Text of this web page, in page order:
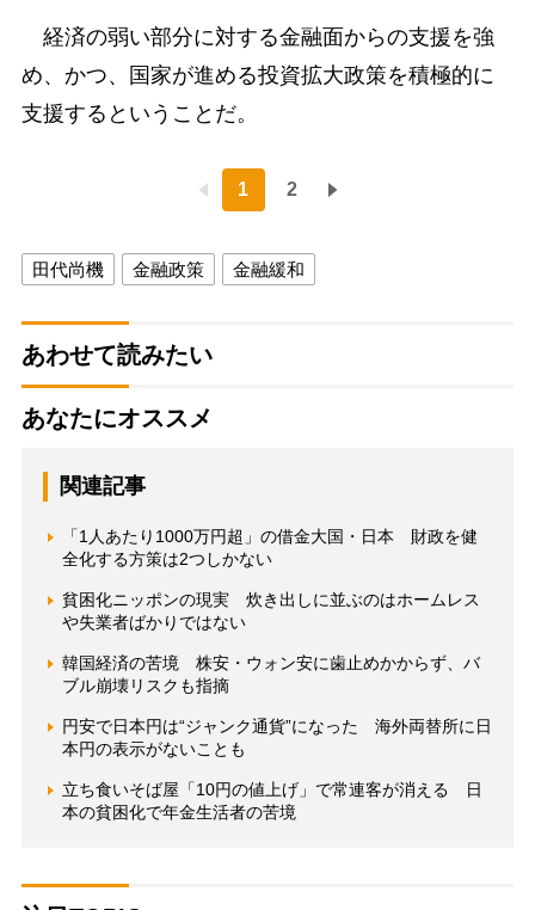
経済の弱い部分に対する金融面からの支援を強
め、かつ、国家が進める投資拡大政策を積極的に
支援するということだ。
1 2
田代尚機 金融政策 金融緩和
あわせて読みたい
あなたにオススメ
関連記事
「1人あたり1000万円超」の借金大国・日本 財政を健
全化する方策は2つしかない
貧困化ニッポンの現実 炊き出しに並ぶのはホームレス
や失業者ばかりではない
韓国経済の苦境 株安・ウォン安に歯止めかからず、バ
ブル崩壊リスクも指摘
円安で日本円は“ジャンク通貨”になった 海外両替所に日
本円の表示がないことも
立ち食いそば屋「10円の値上げ」で常連客が消える 日
本の貧困化で年金生活者の苦境